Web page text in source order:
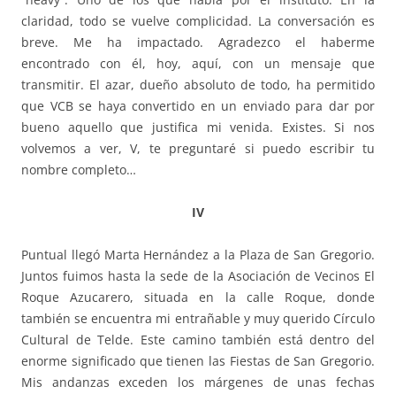
claridad, todo se vuelve complicidad. La conversación es
breve. Me ha impactado. Agradezco el haberme
encontrado con él, hoy, aquí, con un mensaje que
transmitir. El azar, dueño absoluto de todo, ha permitido
que VCB se haya convertido en un enviado para dar por
bueno aquello que justifica mi venida. Existes. Si nos
volvemos a ver, V, te preguntaré si puedo escribir tu
nombre completo…
IV
Puntual llegó Marta Hernández a la Plaza de San Gregorio.
Juntos fuimos hasta la sede de la Asociación de Vecinos El
Roque Azucarero, situada en la calle Roque, donde
también se encuentra mi entrañable y muy querido Círculo
Cultural de Telde. Este camino también está dentro del
enorme significado que tienen las Fiestas de San Gregorio.
Mis andanzas exceden los márgenes de unas fechas